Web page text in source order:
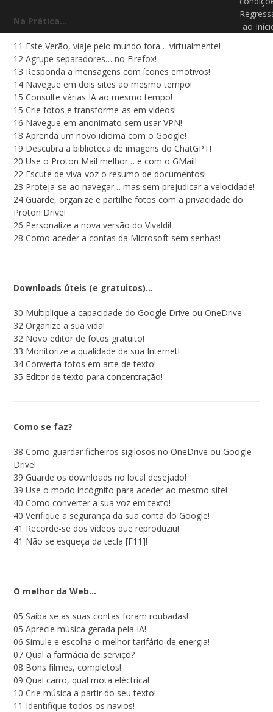
Na Prática…
11 Este Verão, viaje pelo mundo fora… virtualmente!
12 Agrupe separadores… no Firefox!
13 Responda a mensagens com ícones emotivos!
14 Navegue em dois sites ao mesmo tempo!
15 Consulte várias IA ao mesmo tempo!
15 Crie fotos e transforme-as em vídeos!
16 Navegue em anonimato sem usar VPN!
18 Aprenda um novo idioma com o Google!
19 Descubra a biblioteca de imagens do ChatGPT!
20 Use o Proton Mail melhor… e com o GMail!
22 Escute de viva-voz o resumo de documentos!
23 Proteja-se ao navegar… mas sem prejudicar a velocidade!
24 Guarde, organize e partilhe fotos com a privacidade do
Proton Drive!
26 Personalize a nova versão do Vivaldi!
28 Como aceder a contas da Microsoft sem senhas!
Downloads úteis (e gratuitos)…
30 Multiplique a capacidade do Google Drive ou OneDrive
32 Organize a sua vida!
32 Novo editor de fotos gratuito!
33 Monitorize a qualidade da sua Internet!
34 Converta fotos em arte de texto!
35 Editor de texto para concentração!
Como se faz?
38 Como guardar ficheiros sigilosos no OneDrive ou Google
Drive!
39 Guarde os downloads no local desejado!
39 Use o modo incógnito para aceder ao mesmo site!
40 Como converter a sua voz em texto!
40 Verifique a segurança da sua conta do Google!
41 Recorde-se dos vídeos que reproduziu!
41 Não se esqueça da tecla [F11]!
O melhor da Web…
05 Saiba se as suas contas foram roubadas!
05 Aprecie música gerada pela IA!
06 Simule e escolha o melhor tarifário de energia!
07 Qual a farmácia de serviço?
08 Bons filmes, completos!
09 Qual carro, qual mota eléctrica!
10 Crie música a partir do seu texto!
11 Identifique todos os navios!
ao